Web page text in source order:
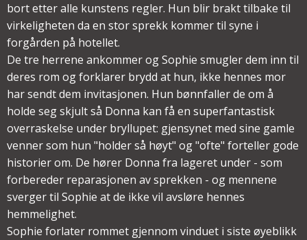
bort etter alle kunstens regler. Hun blir brakt tilbake til
virkeligheten da en stor sprekk kommer til syne i
forgården på hotellet.
De tre herrene ankommer og Sophie smugler dem inn til
deres rom og forklarer brydd at hun, ikke hennes mor
har sendt dem invitasjonen. Hun bønnfaller de om å
holde seg skjult så Donna kan få en superfantastisk
overraskelse under bryllupet: gjensynet med sine gamle
venner som hun "holder så høyt" og "ofte" forteller gode
historier om. De hører Donna fra lageret under - som
forbereder reparasjonen av sprekken - og mennene
sverger til Sophie at de ikke vil avsløre hennes
hemmelighet.
Sophie forlater rommet gjennom vinduet i siste øyeblikk